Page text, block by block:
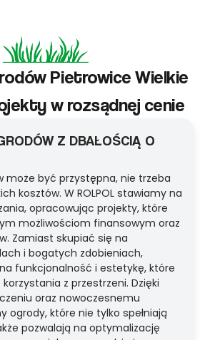
Pietrowice Wielkie
w rozsądnej cenie
Z DBAŁOŚCIĄ O
może być przystępna, nie trzeba
kosztów. W ROLPOL stawiamy na
opracowując projekty, które
możliwościom finansowym oraz
Zamiast skupiać się na
i bogatych zdobieniach,
funkcjonalność i estetykę, które
z przestrzeni. Dzięki
oraz nowoczesnemu
ogrody, które nie tylko spełniają
pozwalają na optymalizację